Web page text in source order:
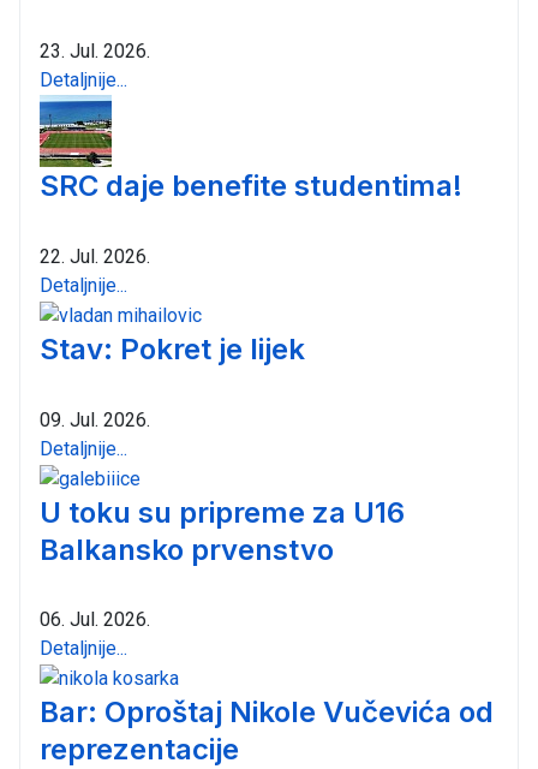
23. Jul. 2026.
Detaljnije...
SRC daje benefite studentima!
22. Jul. 2026.
Detaljnije...
Stav: Pokret je lijek
09. Jul. 2026.
Detaljnije...
U toku su pripreme za U16
Balkansko prvenstvo
06. Jul. 2026.
Detaljnije...
Bar: Oproštaj Nikole Vučevića od
reprezentacije